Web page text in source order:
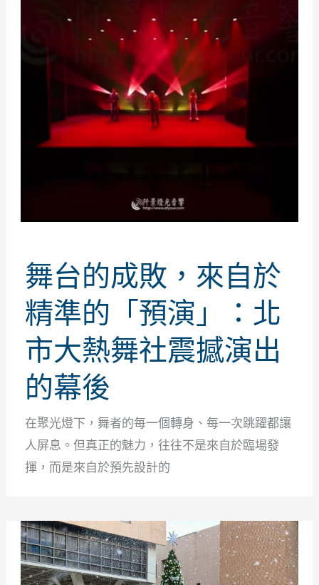
舞台的成敗，來自於
精準的「預演」：北
市大熱舞社震撼演出
的幕後
在聚光燈下，舞者的每一個轉身、每一次跳躍都讓
人屏息。但真正的魅力，往往不是來自於臨場發
揮，而是來自於預先設計的